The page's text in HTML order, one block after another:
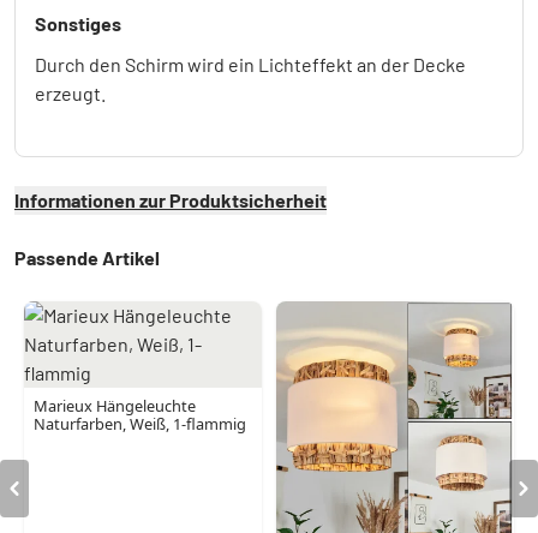
Sonstiges
Durch den Schirm wird ein Lichteffekt an der Decke
erzeugt.
Informationen zur Produktsicherheit
Passende Artikel
Marieux Hängeleuchte
Naturfarben, Weiß, 1-flammig